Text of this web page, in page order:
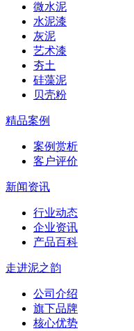
微水泥
水泥漆
灰泥
艺术漆
夯土
硅藻泥
贝壳粉
精品案例
案例赏析
客户评价
新闻资讯
行业动态
企业资讯
产品百科
走进泥之韵
公司介绍
旗下品牌
核心优势